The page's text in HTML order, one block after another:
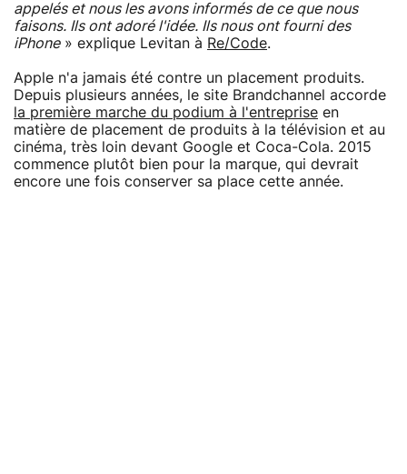
appelés et nous les avons informés de ce que nous
faisons. Ils ont adoré l'idée. Ils nous ont fourni des
iPhone» explique Levitan à Re/Code.
Apple n'a jamais été contre un placement produits.
Depuis plusieurs années, le site Brandchannel accorde
la première marche du podium à l'entreprise en
matière de placement de produits à la télévision et au
cinéma, très loin devant Google et Coca-Cola. 2015
commence plutôt bien pour la marque, qui devrait
encore une fois conserver sa place cette année.